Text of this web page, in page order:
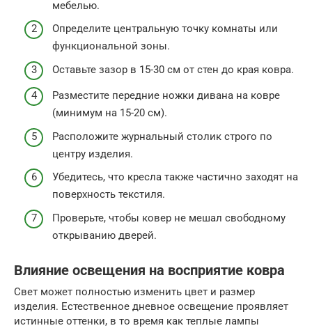
мебелью.
Определите центральную точку комнаты или
функциональной зоны.
Оставьте зазор в 15-30 см от стен до края ковра.
Разместите передние ножки дивана на ковре
(минимум на 15-20 см).
Расположите журнальный столик строго по
центру изделия.
Убедитесь, что кресла также частично заходят на
поверхность текстиля.
Проверьте, чтобы ковер не мешал свободному
открыванию дверей.
Влияние освещения на восприятие ковра
Свет может полностью изменить цвет и размер
изделия. Естественное дневное освещение проявляет
истинные оттенки, в то время как теплые лампы